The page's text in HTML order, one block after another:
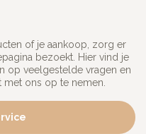
of je aankoop, zorg er
bezoekt. Hier vind je
op veelgestelde vragen en
ons op te nemen.